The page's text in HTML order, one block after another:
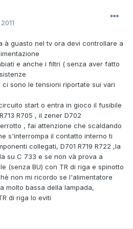
à guasto nel tv ora devi controllare a
e anche i filtri ( senza aver fatto
sono le tensioni riportate sui vari
start o entra in gioco il fusibile
R705 , il zener D702
, fai attenzione che scaldando
s'interrompa il contatto interno ti
collegati, D701 R719 R722 ,la
su C 733 e se non và prova a
(senza BU) con TR di riga e spinotto
non mi ricordo se l'alimentatore
molto bassa della lampada,
di riga lo eviti